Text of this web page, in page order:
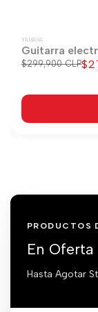
YAMAHA
Guitarra
Precio
$299,900 CLP
PRODUCTOS
En Oferta
Hasta Agotar